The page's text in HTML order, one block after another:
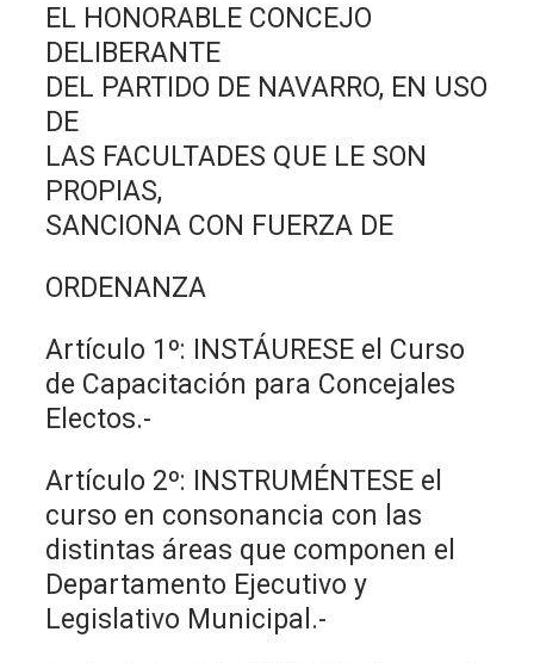
EL HONORABLE CONCEJO
DELIBERANTE
DEL PARTIDO DE NAVARRO, EN USO
DE
LAS FACULTADES QUE LE SON
PROPIAS,
SANCIONA CON FUERZA DE
ORDENANZA
Artículo 1º: INSTÁURESE el Curso
de Capacitación para Concejales
Electos.-
Artículo 2º: INSTRUMÉNTESE el
curso en consonancia con las
distintas áreas que componen el
Departamento Ejecutivo y
Legislativo Municipal.-